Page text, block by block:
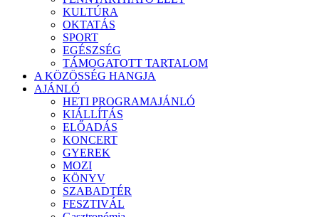
KULTÚRA
OKTATÁS
SPORT
EGÉSZSÉG
TÁMOGATOTT TARTALOM
A KÖZÖSSÉG HANGJA
AJÁNLÓ
HETI PROGRAMAJÁNLÓ
KIÁLLÍTÁS
ELŐADÁS
KONCERT
GYEREK
MOZI
KÖNYV
SZABADTÉR
FESZTIVÁL